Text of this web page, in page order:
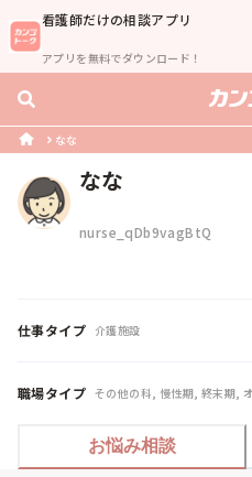
看護師だけの相談アプリ
アプリを無料でダウンロード！
なな
なな
nurse_qDb9vagBtQ
仕事タイプ 介護施設
職場タイプ その他の科, 慢性期, 終末期,
お悩み相談